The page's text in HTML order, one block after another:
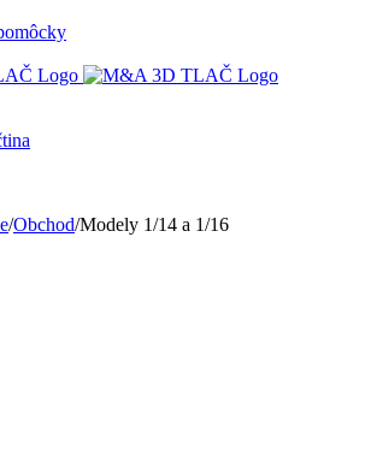
/Obchod/Modely 1/14 a 1/16